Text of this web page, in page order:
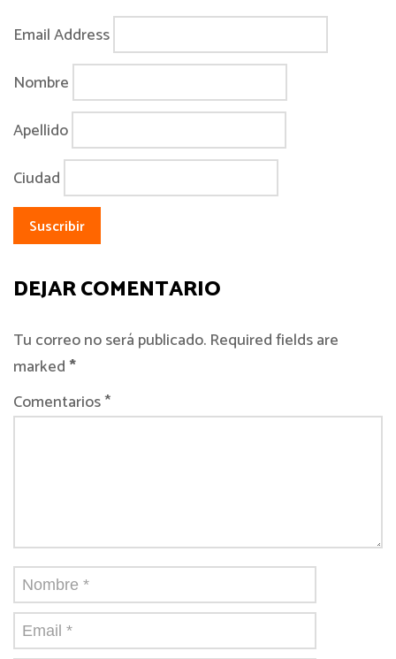
Email Address
Nombre
Apellido
Ciudad
DEJAR COMENTARIO
Tu correo no será publicado. Required fields are
marked*
Comentarios *